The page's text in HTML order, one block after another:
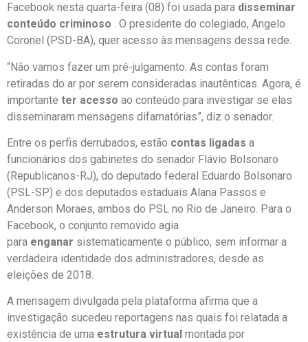
Facebook nesta quarta-feira (08) foi usada para disseminar
conteúdo criminoso . O presidente do colegiado, Angelo
Coronel (PSD-BA), quer acesso às mensagens dessa rede.
“Não vamos fazer um pré-julgamento. As contas foram
retiradas do ar por serem consideradas inautênticas. Agora, é
importante ter acesso ao conteúdo para investigar se elas
disseminaram mensagens difamatórias”, diz o senador.
Entre os perfis derrubados, estão contas ligadas a
funcionários dos gabinetes do senador Flávio Bolsonaro
(Republicanos-RJ), do deputado federal Eduardo Bolsonaro
(PSL-SP) e dos deputados estaduais Alana Passos e
Anderson Moraes, ambos do PSL no Rio de Janeiro. Para o
Facebook, o conjunto removido agia
para enganar sistematicamente o público, sem informar a
verdadeira identidade dos administradores, desde as
eleições de 2018.
A mensagem divulgada pela plataforma afirma que a
investigação sucedeu reportagens nas quais foi relatada a
existência de uma estrutura virtual montada por